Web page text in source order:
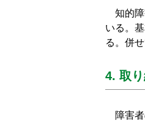
知的障
いる。
る。併
4. 取
障害者